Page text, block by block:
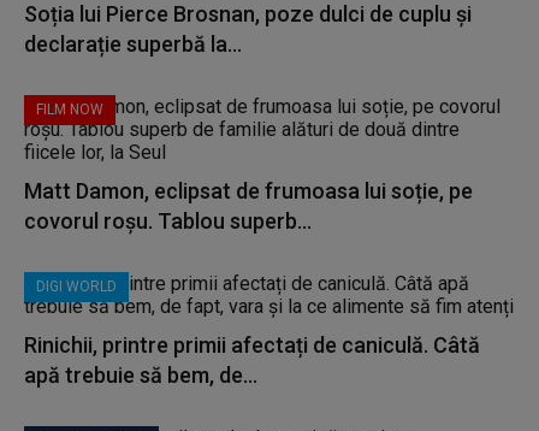
Soția lui Pierce Brosnan, poze dulci de cuplu și
declarație superbă la...
FILM NOW
Matt Damon, eclipsat de frumoasa lui soție, pe
covorul roșu. Tablou superb...
DIGI WORLD
Rinichii, printre primii afectați de caniculă. Câtă
apă trebuie să bem, de...